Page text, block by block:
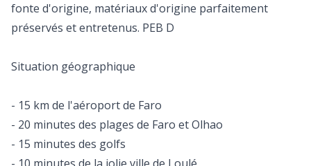
fonte d'origine, matériaux d'origine parfaitement
préservés et entretenus. PEB D
Situation géographique
- 15 km de l'aéroport de Faro
- 20 minutes des plages de Faro et Olhao
- 15 minutes des golfs